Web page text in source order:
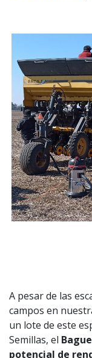
A pesar de las
campos en
un lote de este
Semillas, el
potencial de